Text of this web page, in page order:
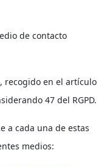
de contacto
recogido en el artículo
47 del RGPD.
a cada una de estas
medios: